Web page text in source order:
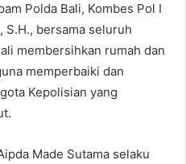
Polda Bali, Kombes Pol I
S.H., bersama seluruh
membersihkan rumah dan
memperbaiki dan
Kepolisian yang
Made Sutama selaku